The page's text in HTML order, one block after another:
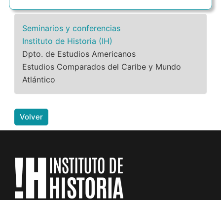
Seminarios y conferencias
Instituto de Historia (IH)
Dpto. de Estudios Americanos
Estudios Comparados del Caribe y Mundo
Atlántico
Volver